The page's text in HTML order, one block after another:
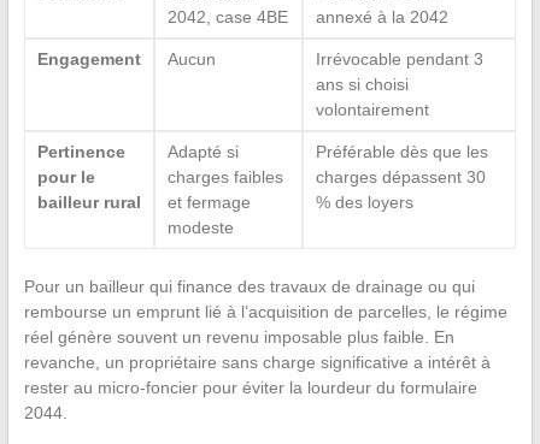
2042, case 4BE
annexé à la 2042
Engagement Aucun
Irrévocable pendant 3
ans si choisi
volontairement
Pertinence
pour le
bailleur rural
Adapté si
charges faibles
et fermage
modeste
Préférable dès que les
charges dépassent 30
% des loyers
Pour un bailleur qui finance des travaux de drainage ou qui
rembourse un emprunt lié à l’acquisition de parcelles, le régime
réel génère souvent un revenu imposable plus faible. En
revanche, un propriétaire sans charge significative a intérêt à
rester au micro-foncier pour éviter la lourdeur du formulaire
2044.